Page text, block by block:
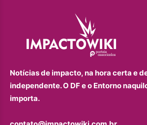
Notícias de impacto, na hora certa e
independente. O DF e o Entorno
importa.